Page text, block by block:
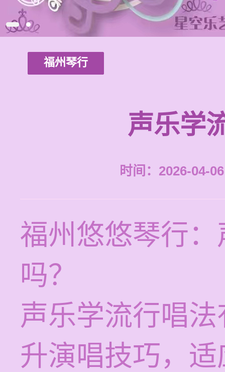
福州琴行
声乐学
时间：2026-04-
福州悠悠琴行
吗？
声乐学流行唱
升演唱技巧，